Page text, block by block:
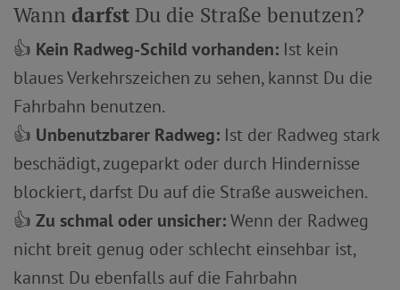
Wann darfst Du die Straße benutzen?
👍 Kein Radweg-Schild vorhanden: Ist kein
blaues Verkehrszeichen zu sehen, kannst Du die
Fahrbahn benutzen.
👍 Unbenutzbarer Radweg: Ist der Radweg stark
beschädigt, zugeparkt oder durch Hindernisse
blockiert, darfst Du auf die Straße ausweichen.
👍 Zu schmal oder unsicher:Wenn der Radweg
nicht breit genug oder schlecht einsehbar ist,
kannst Du ebenfalls auf die Fahrbahn